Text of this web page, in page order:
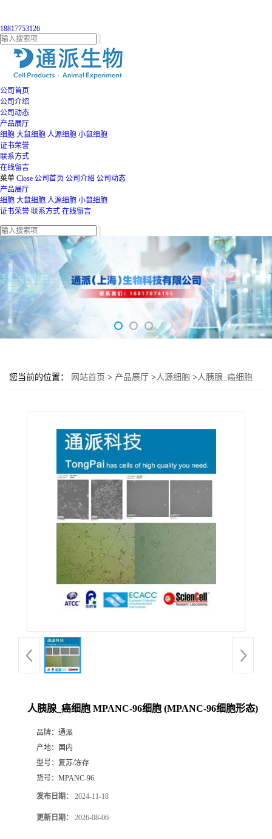
18817753126
公司首页
公司介绍
公司动态
产品展厅
细胞 大鼠细胞 人源细胞 小鼠细胞
证书荣誉
联系方式
在线留言
菜单 Close 公司首页 公司介绍 公司动态
产品展厅
细胞 大鼠细胞 人源细胞 小鼠细胞
证书荣誉 联系方式 在线留言
您当前的位置： 网站首页 > 产品展厅 >人源细胞 >人胰腺_癌细胞
人胰腺_癌细胞 MPANC-96细胞 (MPANC-96细胞形态)
品牌： 通派
产地：
国内
型号： 复苏/冻存
货号： MPANC-96
发布日期： 2024-11-18
更新日期： 2026-08-06